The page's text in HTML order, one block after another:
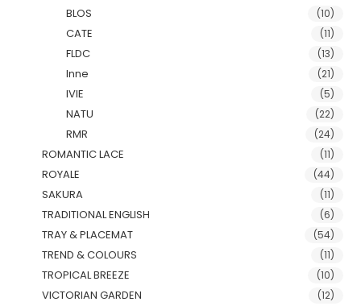
BLOS (10)
CATE (11)
FLDC (13)
Inne (21)
IVIE (5)
NATU (22)
RMR (24)
ROMANTIC LACE (11)
ROYALE (44)
SAKURA (11)
TRADITIONAL ENGLISH (6)
TRAY & PLACEMAT (54)
TREND & COLOURS (11)
TROPICAL BREEZE (10)
VICTORIAN GARDEN (12)